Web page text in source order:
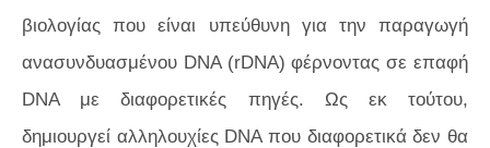
βιολογίας που είναι υπεύθυνη για την παραγωγή
ανασυνδυασμένου DNA (rDNA) φέρνοντας σε επαφή
DNA με διαφορετικές πηγές. Ως εκ τούτου,
δημιουργεί αλληλουχίες DNA που διαφορετικά δεν θα